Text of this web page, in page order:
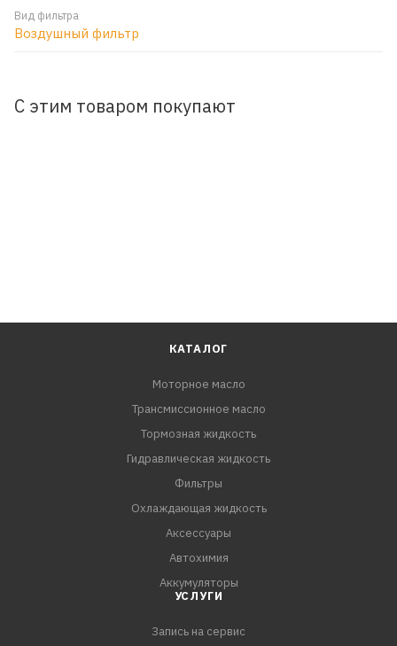
Вид фильтра
Воздушный фильтр
С этим товаром покупают
КАТАЛОГ
Моторное масло
Трансмиссионное масло
Тормозная жидкость
Гидравлическая жидкость
Фильтры
Охлаждающая жидкость
Аксессуары
Автохимия
Аккумуляторы
УСЛУГИ
Запись на сервис